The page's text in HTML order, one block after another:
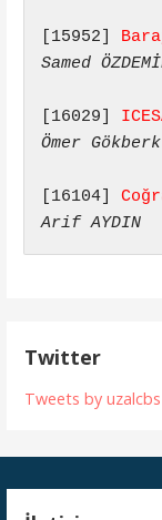
[15952]
Samed
[16029]
Ömer
[16104]
Arif AYDIN
Twitter
Tweets by uzalcbs